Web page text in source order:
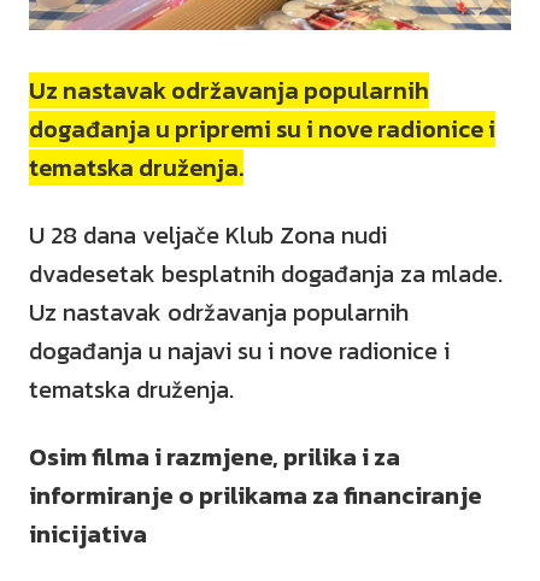
Uz nastavak održavanja popularnih
događanja u pripremi su i nove radionice i
tematska druženja.
U 28 dana veljače Klub Zona nudi
dvadesetak besplatnih događanja za mlade.
Uz nastavak održavanja popularnih
događanja u najavi su i nove radionice i
tematska druženja.
Osim filma i razmjene, prilika i za
informiranje o prilikama za financiranje
inicijativa